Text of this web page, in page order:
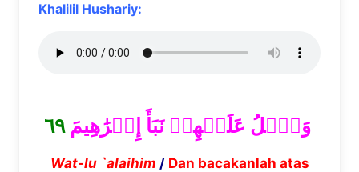
Khalilil Hushariy:
وَٱتۡلُ عَلَيۡهِمۡ نَبَأَ إِبۡرَٰهِيمَ٦٩
Wat-lu `alaihim / Dan bacakanlah atas